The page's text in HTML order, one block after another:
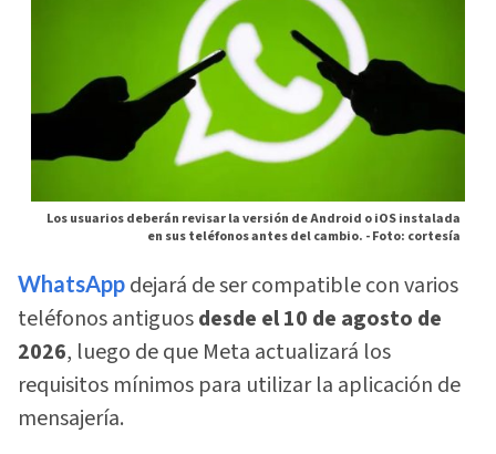
Los usuarios deberán revisar la versión de Android o iOS instalada
en sus teléfonos antes del cambio. -Foto: cortesía
WhatsApp dejará de ser compatible con varios
teléfonos antiguosdesde el 10 de agosto de
2026, luego de que Meta actualizará los
requisitos mínimos para utilizar la aplicación de
mensajería.